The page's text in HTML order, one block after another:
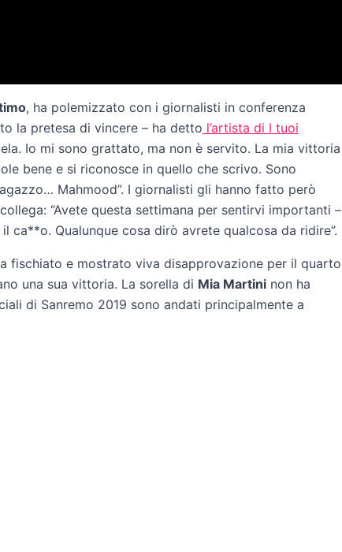
, ha polemizzato con i giornalisti in conferenza
la pretesa di vincere – ha detto l’artista di I tuoi
Io mi sono grattato, ma non è servito. La mia vittoria
bene e si riconosce in quello che scrivo. Sono
Mahmood”. I giornalisti gli hanno fatto però
“Avete questa settimana per sentirvi importanti –
Qualunque cosa dirò avrete qualcosa da ridire”.
fischiato e mostrato viva disapprovazione per il quarto
una sua vittoria. La sorella di Mia Martini non ha
di Sanremo 2019 sono andati principalmente a